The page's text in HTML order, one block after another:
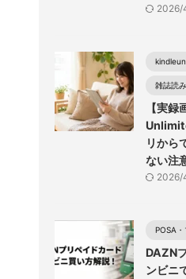
2026/
雑誌読
【実
リから
ない注
2026/
POSA
DAZN
ンビニ